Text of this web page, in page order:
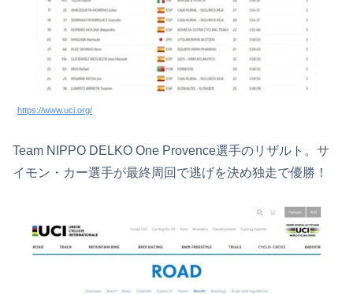
https://www.uci.org/
Team NIPPO DELKO One Provence選手のリザルト。サ
イモン・カー選手が最終周回で逃げを決め独走で優勝！